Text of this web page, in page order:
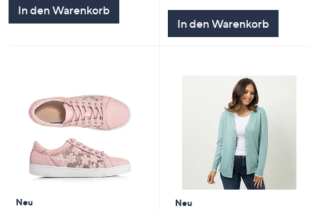
In den Warenkorb
In den Warenkorb
Neu
Neu